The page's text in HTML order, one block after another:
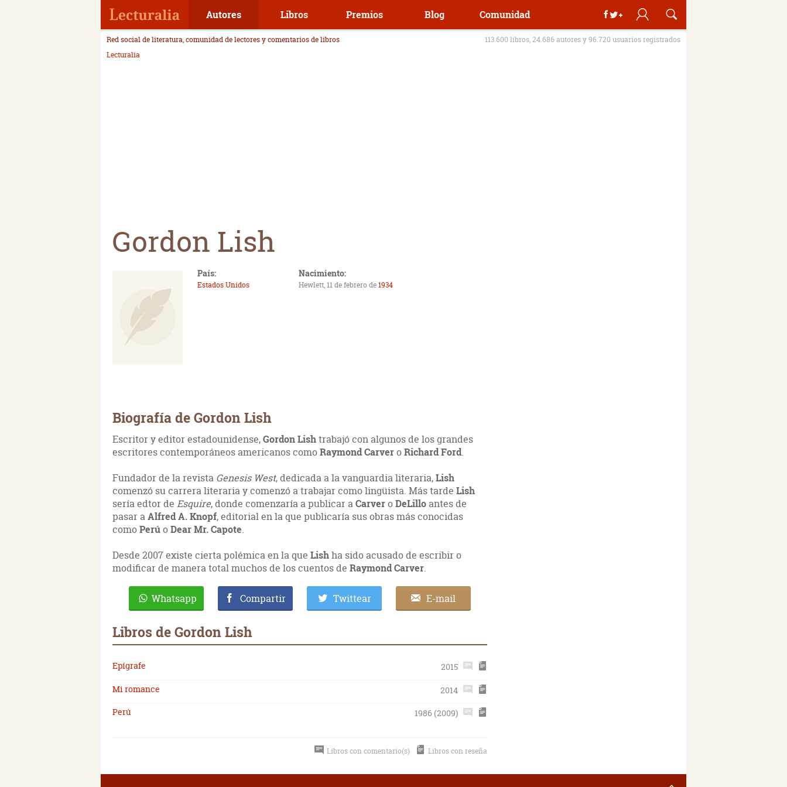
Autores Libros Premios Blog Comunidad
Red social de literatura, comunidad de lectores y comentarios de libros
113.600 libros, 24.686 autores y 96.720 usuarios registrados
Lecturalia
Gordon Lish
País:
Estados Unidos
Nacimiento:
Hewlett, 11 de febrero de1934
Biografía de Gordon Lish
Escritor y editor estadounidense,Gordon Lishtrabajó con algunos de los grandes
escritores contemporáneos americanos comoRaymond CarveroRichard Ford.
Fundador de la revista Genesis West, dedicada a la vanguardia literaria,Lish
comenzó su carrera literaria y comenzó a trabajar como lingüista. Más tarde Lish
sería edtor de Esquire, donde comenzaría a publicar aCarveroDeLillo antes de
pasar aAlfred A. Knopf, editorial en la que publicaría sus obras más conocidas
comoPerúoDear Mr. Capote.
Desde 2007 existe cierta polémica en la que Lishha sido acusado de escribir o
modificar de manera total muchos de los cuentos de Raymond Carver.
Whatsapp Compartir Twittear E-mail
Libros de Gordon Lish
Epígrafe
2015
Mi romance
2014
Perú
1986 (2009)
Libros con comentario(s) Libros con reseña